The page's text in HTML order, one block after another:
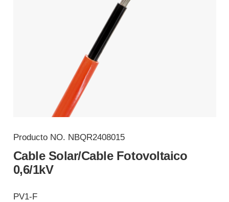
Producto NO. NBQR2408015
Cable Solar/Cable Fotovoltaico
0,6/1kV
PV1-F